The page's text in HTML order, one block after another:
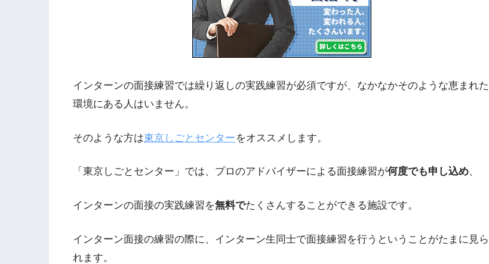
インターンの面接練習では繰り返しの実践練習が必須ですが、なかなかそのような恵まれた
環境にある人はいません。
そのような方は東京しごとセンター をオススメします。
「東京しごとセンター」では、プロのアドバイザーによる面接練習が何度でも申し込め、
インターンの面接の実践練習を無料でたくさんすることができる施設です。
インターン面接の練習の際に、インターン生同士で面接練習を行うということがたまに見ら
れます。